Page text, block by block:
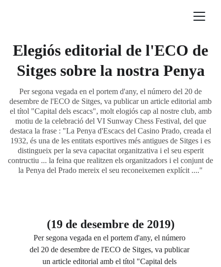
Elegiós editorial de l'ECO de
Sitges sobre la nostra Penya
Per segona vegada en el portem d'any, el número del 20 de
desembre de l'ECO de Sitges, va publicar un article editorial amb
el títol "Capital dels escacs", molt elogiós cap al nostre club, amb
motiu de la celebració del VI Sunway Chess Festival, del que
destaca la frase : "La Penya d'Escacs del Casino Prado, creada el
1932, és una de les entitats esportives més antigues de Sitges i es
distingueix per la seva capacitat organitzativa i el seu esperit
contructiu ... la feina que realitzen els organitzadors i el conjunt de
la Penya del Prado mereix el seu reconeixemen explícit ...."
(19 de desembre de 2019)
Per segona vegada en el portem d'any, el número
del 20 de desembre de l'ECO de Sitges, va publicar
un article editorial amb el títol "Capital dels